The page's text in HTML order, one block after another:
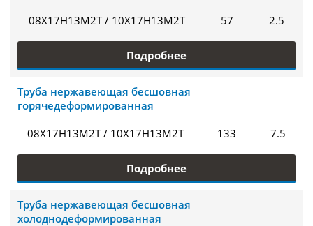
08Х17Н13М2Т / 10Х17Н13М2Т
57 2.5
Подробнее
Труба нержавеющая бесшовная
горячедеформированная
08Х17Н13М2Т / 10Х17Н13М2Т
133 7.5
Подробнее
Труба нержавеющая бесшовная
холоднодеформированная